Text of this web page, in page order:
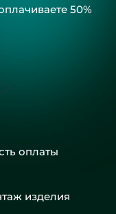
50%
оплаты
изделия